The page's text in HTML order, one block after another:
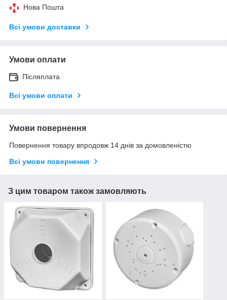
Нова Пошта
Всі умови доставки
Умови оплати
Післяплата
Всі умови оплати
Умови повернення
Повернення товару впродовж 14 днів за домовленістю
Всі умови повернення
З цим товаром також замовляють